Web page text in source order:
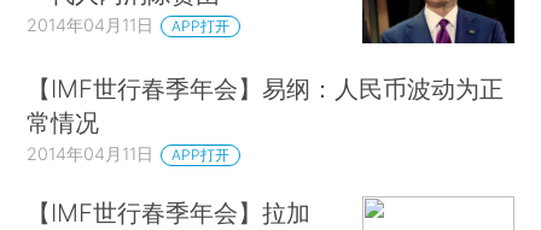
2014年04月11日 APP打开
【IMF世行春季年会】易纲：人民币波动为正
常情况
2014年04月11日 APP打开
【IMF世行春季年会】拉加